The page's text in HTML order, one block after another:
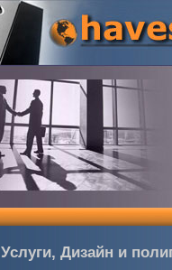
Услуги, Дизайн и